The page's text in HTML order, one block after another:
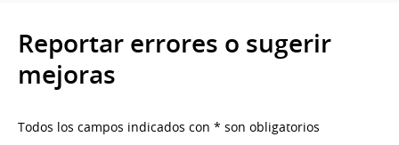
Reportar errores o sugerir
mejoras
Todos los campos indicados con * son obligatorios